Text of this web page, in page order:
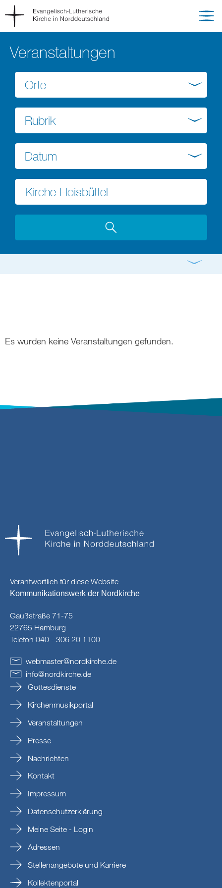
Veranstaltungen
Orte
Rubrik
Datum
Es wurden keine Veranstaltungen gefunden.
Verantwortlich für diese Website
Kommunikationswerk der Nordkirche
Gaußstraße 71-75
22765 Hamburg
Telefon 040 - 306 20 1100
webmaster@nordkirche.de
info@nordkirche.de
Gottesdienste
Kirchenmusikportal
Veranstaltungen
Presse
Nachrichten
Kontakt
Impressum
Datenschutzerklärung
Meine Seite - Login
Adressen
Stellenangebote und Karriere
Kollektenportal